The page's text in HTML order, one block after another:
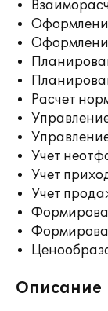
Расчет
Учет
Учет
Учет
Описание